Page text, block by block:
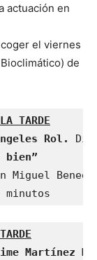
actuación en
el viernes
de
TARDE
Rol.
Martínez